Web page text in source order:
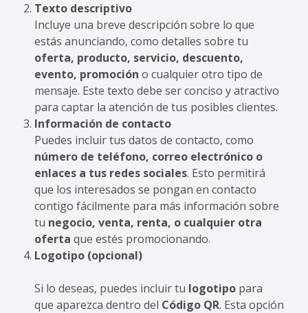
Texto descriptivo
Incluye una breve descripción sobre lo que
estás anunciando, como detalles sobre tu
oferta, producto, servicio, descuento,
evento, promoción o cualquier otro tipo de
mensaje. Este texto debe ser conciso y atractivo
para captar la atención de tus posibles clientes.
Información de contacto
Puedes incluir tus datos de contacto, como
número de teléfono, correo electrónico o
enlaces a tus redes sociales. Esto permitirá
que los interesados se pongan en contacto
contigo fácilmente para más información sobre
tu negocio, venta, renta, o cualquier otra
oferta que estés promocionando.
Logotipo (opcional)
Si lo deseas, puedes incluir tu logotipo para
que aparezca dentro del Código QR. Esta opción